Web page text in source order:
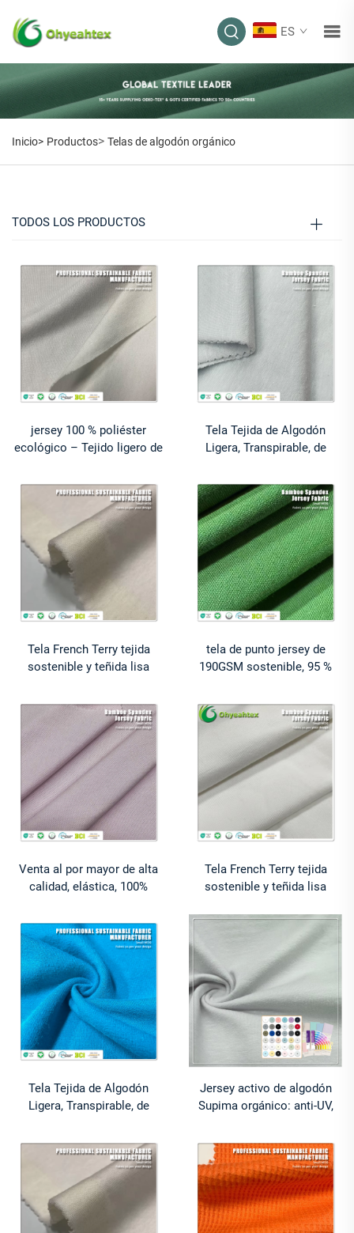
ES
TELAS DE ALGODÓN
ORGÁNICO
Inicio> Productos> Telas de algodón orgánico
TODOS LOS PRODUCTOS
jersey 100 % poliéster
ecológico – Tejido ligero de
de vestir – Nuevo desarrollo
Tela Tejida de Algodón
Ligera, Transpirable, de
con Sensación Sedosa, 145
gsm de Lyocell y Cupro para
Vestidos
Tela French Terry tejida
sostenible y teñida lisa
orgánico, 28 % cáñamo, 5 %
elastano, para confección
tela de punto jersey de
190GSM sostenible, 95 %
antiestática, antibacteriana,
ligera y de alta calidad
Venta al por mayor de alta
calidad, elástica, 100%
transpirable, tela french terry
de 220 gsm para camisetas
Tela French Terry tejida
sostenible y teñida lisa
orgánico, 28 % cáñamo, 5 %
elastano, para confección
Tela Tejida de Algodón
Ligera, Transpirable, de
con Sensación Sedosa, 145
gsm de Lyocell y Cupro para
Vestidos
Jersey activo de algodón
Supima orgánico: anti-UV,
absorbente de humedad y
resistente a las arrugas, con
elasticidad